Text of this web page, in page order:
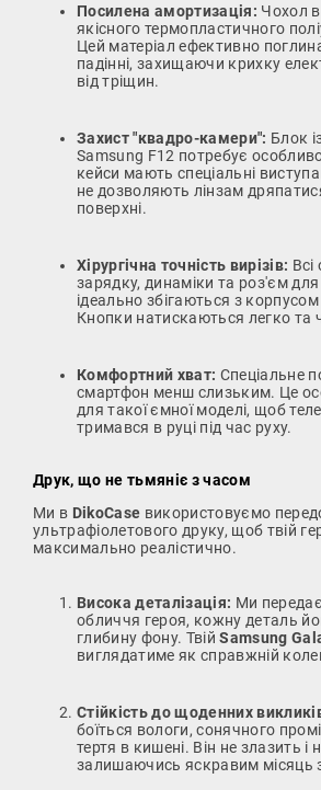
Посилена амортизація: Чохол
якісного термопластичного
Цей матеріал ефективно
падінні, захищаючи крихку
від тріщин.
Захист "квадро-камери": Блок
Samsung F12 потребує
кейси мають спеціальні
не дозволяють лінзам
поверхні.
Хірургічна точність вирізів: Всі
зарядку, динаміки та роз'єм
ідеально збігаються з
Кнопки натискаються легко та
Комфортний хват: Спеціальне
смартфон менш слизьким. Це
для такої ємної моделі, щоб
тримався в руці під час руху.
Друк, що не тьмяніє з часом
Ми в DikoCase використовуємо
ультрафіолетового друку, щоб твій
максимально реалістично.
Висока деталізація: Ми
обличчя героя, кожну деталь
глибину фону. ТвійSamsung
виглядатиме як справжній
Стійкість до щоденних
боїться вологи, сонячного
тертя в кишені. Він не злазить і
залишаючись яскравим місяць